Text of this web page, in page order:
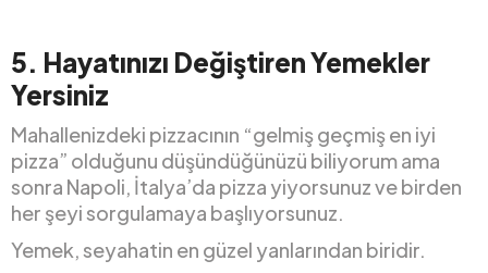
5. Hayatınızı Değiştiren Yemekler
Yersiniz
Mahallenizdeki pizzacının “gelmiş geçmiş en iyi
pizza” olduğunu düşündüğünüzü biliyorum ama
sonra Napoli, İtalya’da pizza yiyorsunuz ve birden
her şeyi sorgulamaya başlıyorsunuz.
Yemek, seyahatin en güzel yanlarından biridir.